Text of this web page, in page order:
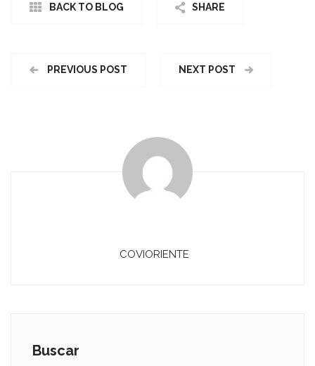
BACK TO BLOG SHARE
PREVIOUS POST NEXT POST
COVIORIENTE
Buscar